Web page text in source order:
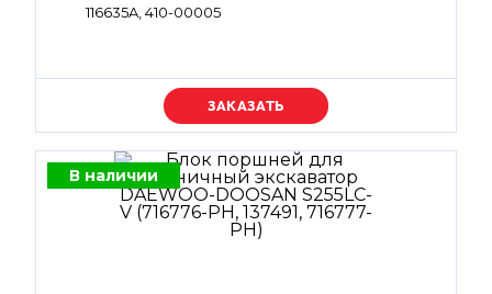
116635A, 410-00005
Уточняйте цену
В наличии